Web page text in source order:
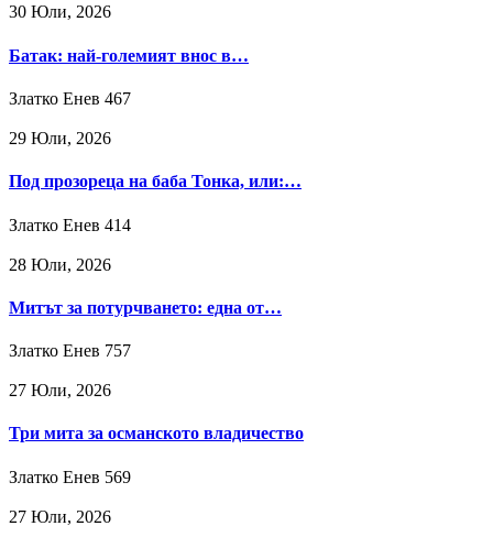
30 Юли, 2026
Батак: най-големият внос в…
Златко Енев 467
29 Юли, 2026
Под прозореца на баба Тонка, или:…
Златко Енев 414
28 Юли, 2026
Митът за потурчването: една от…
Златко Енев 757
27 Юли, 2026
Три мита за османското владичество
Златко Енев 569
27 Юли, 2026